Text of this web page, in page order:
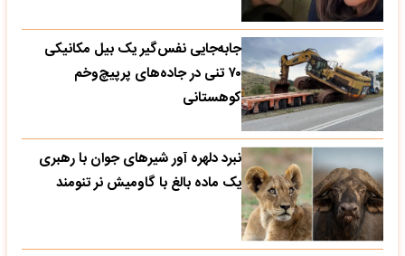
جابه‌جایی نفس‌گیر یک بیل مکانیکی
۷۰ تنی در جاده‌های پرپیچ‌وخم
کوهستانی
نبرد دلهره آور شیرهای جوان با رهبری
یک ماده بالغ با گاومیش نر تنومند